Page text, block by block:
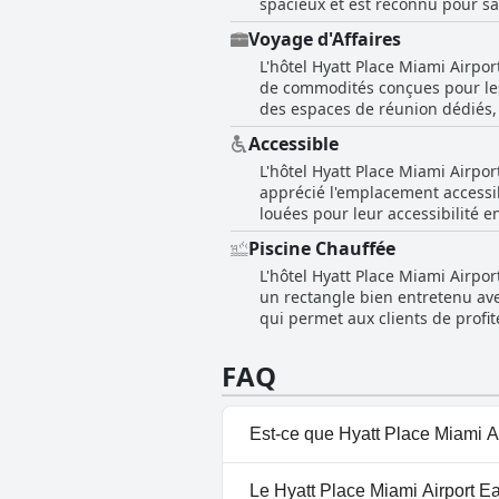
nocturne.
améliore la commodité pour les clients qui ont besoin de
améliorés. Le petit-déjeuner
couloirs montrent des signes
l'aménagement des chambres
identiques, ce qui pourrait ne pas répondre aux
cher, et certains clients ont
de nettoyage est considéré positivement et
l'Hyatt Place Miami Airport
qu'il n'offre peut-être pas le
Voyage d'Affaires
L'hôtel Hyatt Place Miami
de commodités conçues pour
des espaces de réunion
fréquentent cet hôtel trois
de noter que le WiFi a été
informations sensibles. Dans
d'efficacité.
Accessible
L'hôtel Hyatt Place Miami
apprécié l'emplacement
louées pour leur accessibilité
pratique du hall au premier
un accès sécurisé grâce à des
manque d'options de
Airport East semblait offrir un
Piscine Chauffée
L'hôtel Hyatt Place Miami
un rectangle bien entretenu
qui permet aux clients de
FAQ
Est-ce que Hyatt Place Miami
Oui, Hyatt Place Miami
Le Hyatt Place Miami Airport